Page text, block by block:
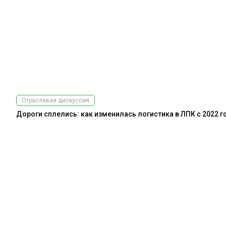
Отраслевая дискуссия
Дороги сплелись: как изменилась логистика в ЛПК с 2022